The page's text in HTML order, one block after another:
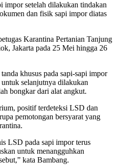
impor setelah dilakukan tindakan
dan fisik sapi impor diatas
Karantina Pertanian Tanjung
Jakarta pada 25 Mei hingga 26
khusus pada sapi-sapi impor
selanjutnya dilakukan
bongkar dari alat angkut.
positif terdeteksi LSD dan
pemotongan bersyarat yang
LSD pada sapi impor terus
untuk menangguhkan
kata Bambang.